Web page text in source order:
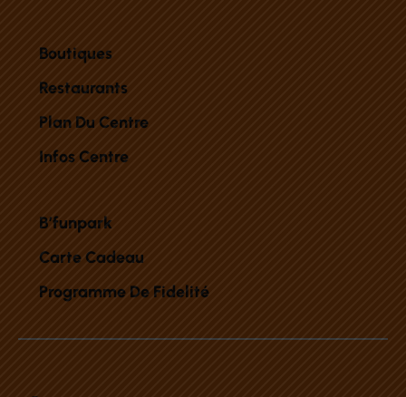
Boutiques
Restaurants
Plan Du Centre
Infos Centre
B’funpark
Carte Cadeau
Programme De Fidelité